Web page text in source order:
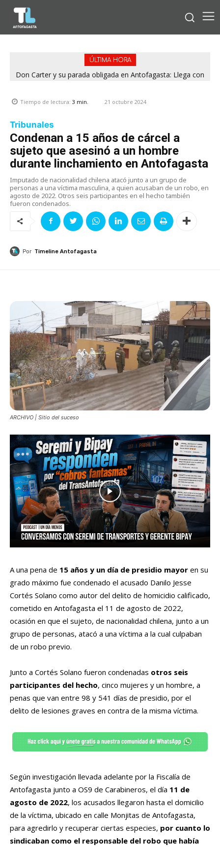
ÚLTIMA HORA
Don Carter y su parada obligada en Antofagasta: Llega con
Tiempo de lectura: 3 min. 21 octubre 2024
Tribunales
Condenan a 15 años de cárcel a
sujeto que asesinó a un hombre
durante linchamiento en Antofagasta
Imputado de nacionalidad chilena atacó junto a un grupo de
personas a una víctima masculina, a quien acusaban de un robo, en
agosto de 2022. Otros seis participantes en el hecho también
fueron condenados.
Por Timeline Antofagasta
ARCHIVO | Sitio del suceso
A una pena de 15 años y un día de presidio mayor en su
grado máximo fue condenado el acusado Danilo Jesse
Cortés Solano como autor del delito de homicidio calificado,
cometido en Antofagasta el 11 de agosto de 2022,
ocasión en que el sujeto, de nacionalidad chilena, junto a un
grupo de personas, atacó a una víctima a la cual culpaban
de un robo previo.
Junto a Cortés Solano fueron condenadas otros seis
participantes del hecho, cinco mujeres y un hombre, a
penas que van entre 98 y 541 días de presidio, por el
delito de lesiones graves en contra de la misma víctima.
Según investigación llevada adelante por la Fiscalía de
Antofagasta junto a OS9 de Carabineros, el día 11 de
agosto de 2022, los acusados llegaron hasta el domicilio
de la víctima, ubicado en calle Monjitas de Antofagasta,
para agredirlo y recuperar ciertas especies, por cuanto lo
sindicaban como el responsable del robo que había